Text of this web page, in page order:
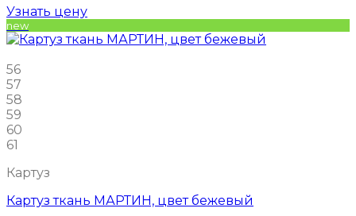
Узнать цену
new
56
57
58
59
60
61
Картуз
Картуз ткань МАРТИН, цвет бежевый